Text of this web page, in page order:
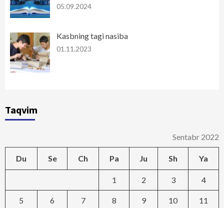
05.09.2024
Kasbning tagi nasiba
01.11.2023
Taqvim
Sentabr 2022
Du Se Ch Pa Ju Sh Ya
1 2 3 4
5 6 7 8 9 10 11